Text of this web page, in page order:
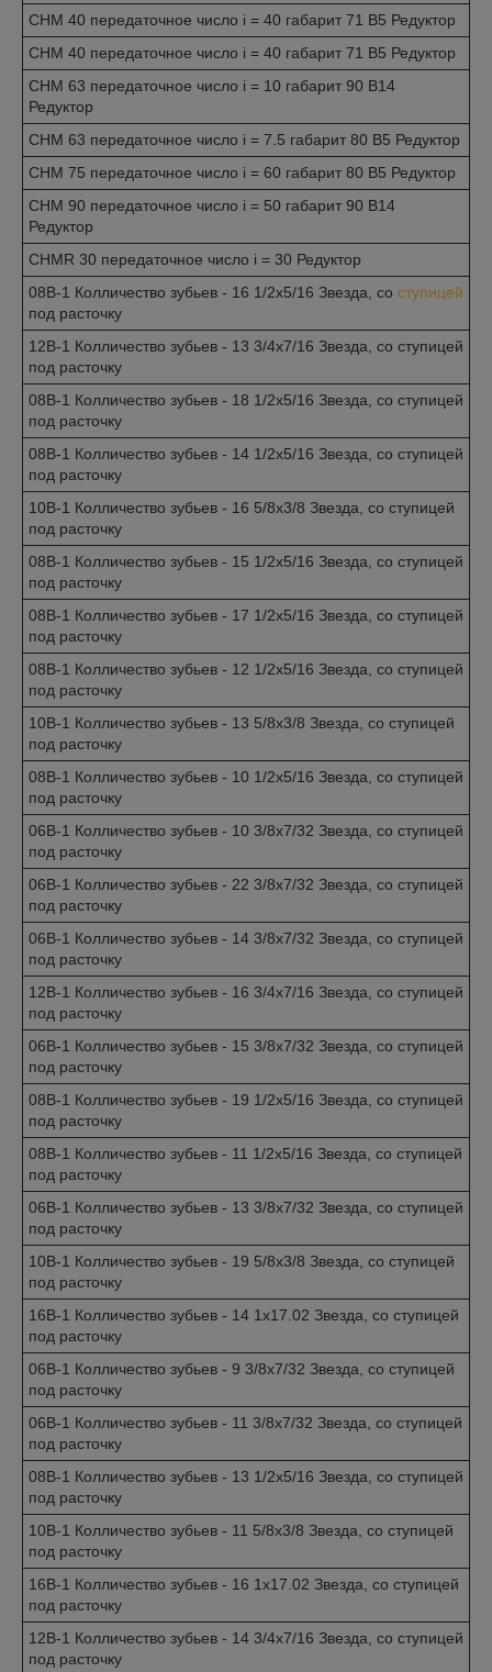
CHM 40 передаточное число i = 40 габарит 71 B5 Редуктор
CHM 40 передаточное число i = 40 габарит 71 B5 Редуктор
CHM 63 передаточное число i = 10 габарит 90 B14
Редуктор
CHM 63 передаточное число i = 7.5 габарит 80 B5 Редуктор
CHM 75 передаточное число i = 60 габарит 80 B5 Редуктор
CHM 90 передаточное число i = 50 габарит 90 B14
Редуктор
CHMR 30 передаточное число i = 30 Редуктор
08B-1 Колличество зубьев - 16 1/2x5/16 Звезда, со ступицей
под расточку
12B-1 Колличество зубьев - 13 3/4x7/16 Звезда, со ступицей
под расточку
08B-1 Колличество зубьев - 18 1/2x5/16 Звезда, со ступицей
под расточку
08B-1 Колличество зубьев - 14 1/2x5/16 Звезда, со ступицей
под расточку
10B-1 Колличество зубьев - 16 5/8x3/8 Звезда, со ступицей
под расточку
08B-1 Колличество зубьев - 15 1/2x5/16 Звезда, со ступицей
под расточку
08B-1 Колличество зубьев - 17 1/2x5/16 Звезда, со ступицей
под расточку
08B-1 Колличество зубьев - 12 1/2x5/16 Звезда, со ступицей
под расточку
10B-1 Колличество зубьев - 13 5/8x3/8 Звезда, со ступицей
под расточку
08B-1 Колличество зубьев - 10 1/2x5/16 Звезда, со ступицей
под расточку
06B-1 Колличество зубьев - 10 3/8x7/32 Звезда, со ступицей
под расточку
06B-1 Колличество зубьев - 22 3/8x7/32 Звезда, со ступицей
под расточку
06B-1 Колличество зубьев - 14 3/8x7/32 Звезда, со ступицей
под расточку
12B-1 Колличество зубьев - 16 3/4x7/16 Звезда, со ступицей
под расточку
06B-1 Колличество зубьев - 15 3/8x7/32 Звезда, со ступицей
под расточку
08B-1 Колличество зубьев - 19 1/2x5/16 Звезда, со ступицей
под расточку
08B-1 Колличество зубьев - 11 1/2x5/16 Звезда, со ступицей
под расточку
06B-1 Колличество зубьев - 13 3/8x7/32 Звезда, со ступицей
под расточку
10B-1 Колличество зубьев - 19 5/8x3/8 Звезда, со ступицей
под расточку
16B-1 Колличество зубьев - 14 1x17.02 Звезда, со ступицей
под расточку
06B-1 Колличество зубьев - 9 3/8x7/32 Звезда, со ступицей
под расточку
06B-1 Колличество зубьев - 11 3/8x7/32 Звезда, со ступицей
под расточку
08B-1 Колличество зубьев - 13 1/2x5/16 Звезда, со ступицей
под расточку
10B-1 Колличество зубьев - 11 5/8x3/8 Звезда, со ступицей
под расточку
16B-1 Колличество зубьев - 16 1x17.02 Звезда, со ступицей
под расточку
12B-1 Колличество зубьев - 14 3/4x7/16 Звезда, со ступицей
под расточку